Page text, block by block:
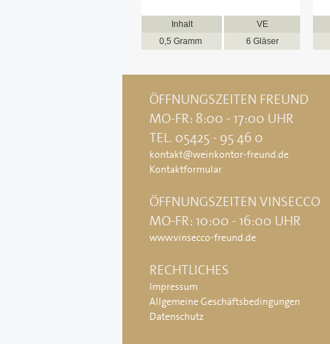
Inhalt
VE
0,5 Gramm
6 Gläser
ÖFFNUNGSZEITEN FREUND
MO-FR: 8:00 - 17:00 UHR
TEL. 05425 - 95 46 0
kontakt@weinkontor-freund.de
Kontaktformular
ÖFFNUNGSZEITEN VINSECCO
MO-FR: 10:00 - 16:00 UHR
www.vinsecco-freund.de
RECHTLICHES
Impressum
Allgemeine Geschäftsbedingungen
Datenschutz